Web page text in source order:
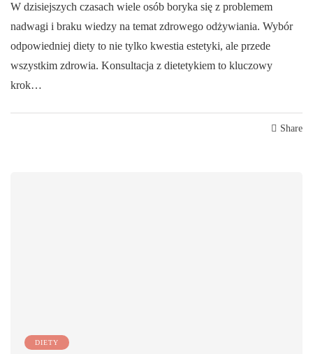
W dzisiejszych czasach wiele osób boryka się z problemem
nadwagi i braku wiedzy na temat zdrowego odżywiania. Wybór
odpowiedniej diety to nie tylko kwestia estetyki, ale przede
wszystkim zdrowia. Konsultacja z dietetykiem to kluczowy
krok…
Share
DIETY